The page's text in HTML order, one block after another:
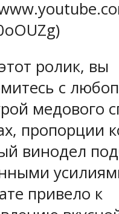
ролик, вы
с
медового
пропорции
винодел
привело к